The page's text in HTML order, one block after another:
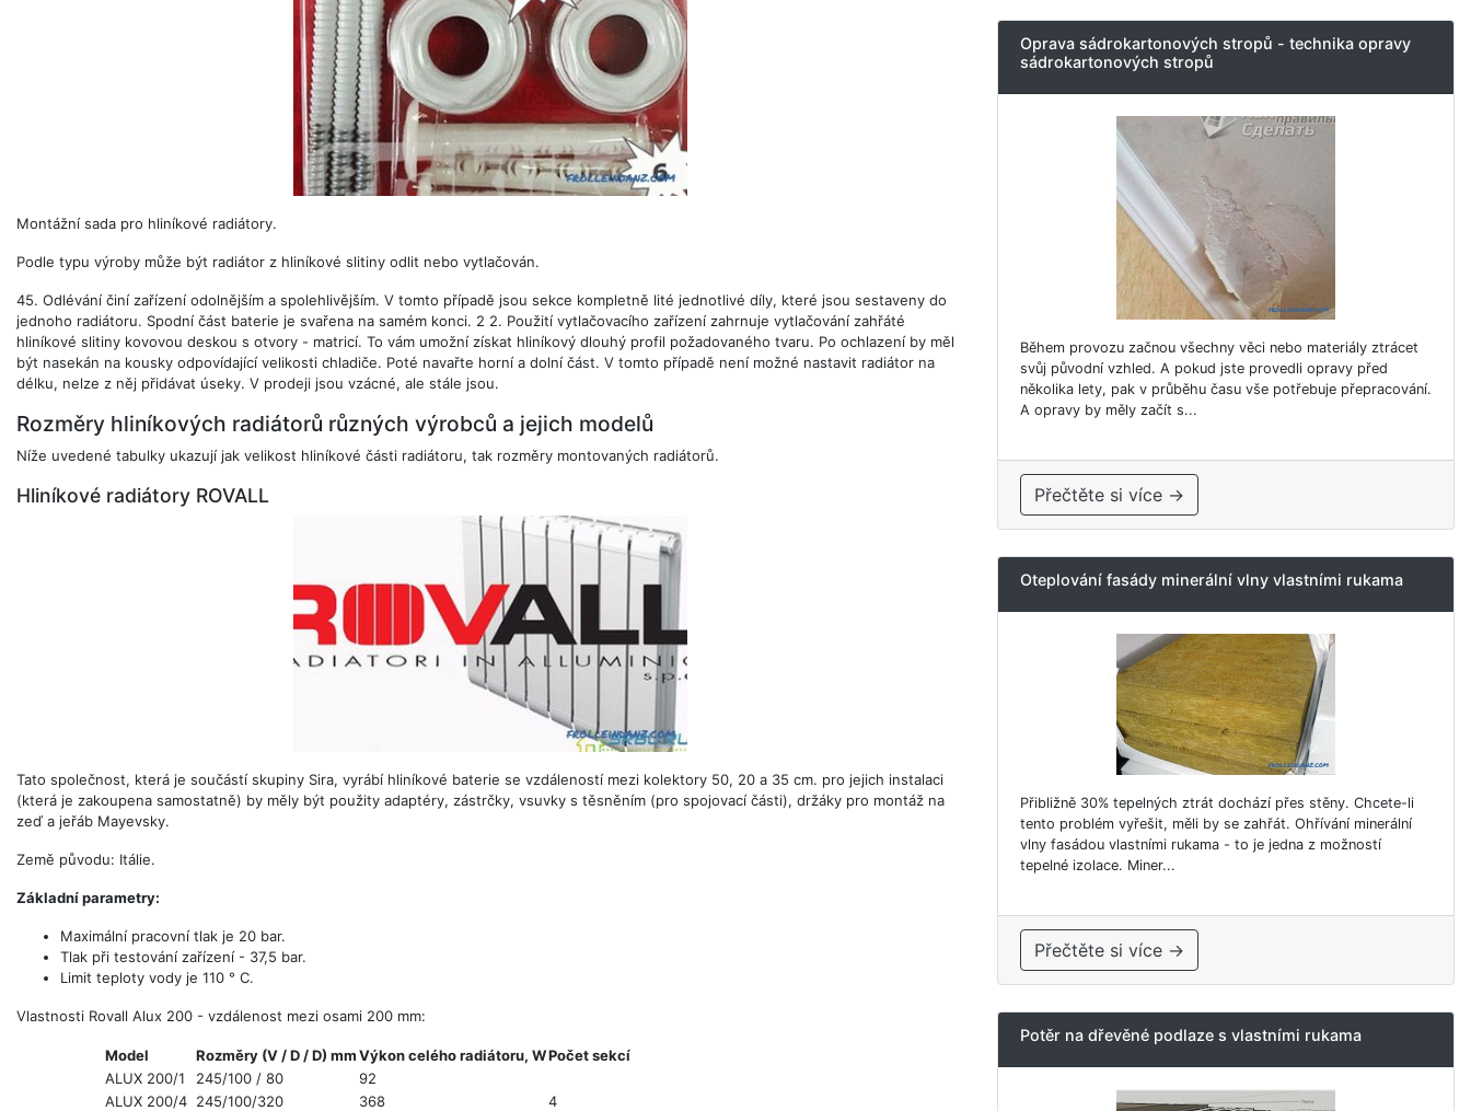
Montážní sada pro hliníkové radiátory.
Podle typu výroby může být radiátor z hliníkové slitiny odlit nebo vytlačován.
45. Odlévání činí zařízení odolnějším a spolehlivějším. V tomto případě jsou sekce kompletně lité jednotlivé díly, které jsou sestaveny do
jednoho radiátoru. Spodní část baterie je svařena na samém konci. 2 2. Použití vytlačovacího zařízení zahrnuje vytlačování zahřáté
hliníkové slitiny kovovou deskou s otvory - matricí. To vám umožní získat hliníkový dlouhý profil požadovaného tvaru. Po ochlazení by měl
být nasekán na kousky odpovídající velikosti chladiče. Poté navařte horní a dolní část. V tomto případě není možné nastavit radiátor na
délku, nelze z něj přidávat úseky. V prodeji jsou vzácné, ale stále jsou.
Rozměry hliníkových radiátorů různých výrobců a jejich modelů
Níže uvedené tabulky ukazují jak velikost hliníkové části radiátoru, tak rozměry montovaných radiátorů.
Hliníkové radiátory ROVALL
Tato společnost, která je součástí skupiny Sira, vyrábí hliníkové baterie se vzdáleností mezi kolektory 50, 20 a 35 cm. pro jejich instalaci
(která je zakoupena samostatně) by měly být použity adaptéry, zástrčky, vsuvky s těsněním (pro spojovací části), držáky pro montáž na
zeď a jeřáb Mayevsky.
Země původu: Itálie.
Základní parametry:
Maximální pracovní tlak je 20 bar.
Tlak při testování zařízení - 37,5 bar.
Limit teploty vody je 110 ° C.
Vlastnosti Rovall Alux 200 - vzdálenost mezi osami 200 mm:
Model Rozměry (V / D / D) mmVýkon celého radiátoru, WPočet sekcí
ALUX 200/1
245/100 / 80
92
ALUX 200/4 245/100/320 368
4
Oprava sádrokartonových stropů - technika opravy
sádrokartonových stropů
Během provozu začnou všechny věci nebo materiály ztrácet
svůj původní vzhled. A pokud jste provedli opravy před
několika lety, pak v průběhu času vše potřebuje přepracování.
A opravy by měly začít s...
Přečtěte si více →
Oteplování fasády minerální vlny vlastními rukama
Přibližně 30% tepelných ztrát dochází přes stěny. Chcete-li
tento problém vyřešit, měli by se zahřát. Ohřívání minerální
vlny fasádou vlastními rukama - to je jedna z možností
tepelné izolace. Miner...
Přečtěte si více →
Potěr na dřevěné podlaze s vlastními rukama